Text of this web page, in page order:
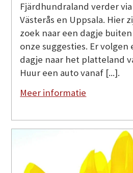
Fjärdhundraland verder
Västerås en Uppsala. Hier
zoek naar een dagje
onze suggesties. Er volgen
dagje naar het platteland
Huur een auto vanaf [...].
Meer informatie